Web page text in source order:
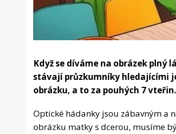
Když se díváme na obrázek plný
stávají průzkumníky hledajícími
obrázku, a to za pouhých 7 vteřin.
Optické hádanky jsou zábavným a
obrázku matky s dcerou, musíme